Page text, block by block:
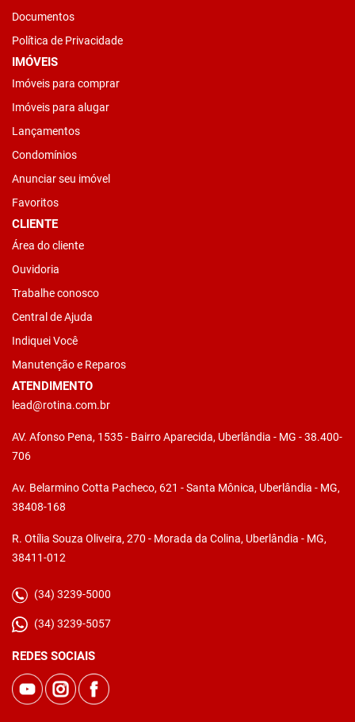
Documentos
Política de Privacidade
IMÓVEIS
Imóveis para comprar
Imóveis para alugar
Lançamentos
Condomínios
Anunciar seu imóvel
Favoritos
CLIENTE
Área do cliente
Ouvidoria
Trabalhe conosco
Central de Ajuda
Indiquei Você
Manutenção e Reparos
ATENDIMENTO
lead@rotina.com.br
AV. Afonso Pena, 1535 - Bairro Aparecida, Uberlândia - MG - 38.400-
706
Av. Belarmino Cotta Pacheco, 621 - Santa Mônica, Uberlândia - MG,
38408-168
R. Otília Souza Oliveira, 270 - Morada da Colina, Uberlândia - MG,
38411-012
(34) 3239-5000
(34) 3239-5057
REDES SOCIAIS